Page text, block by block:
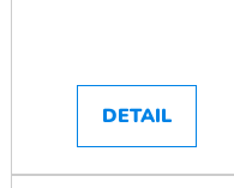
DETAIL